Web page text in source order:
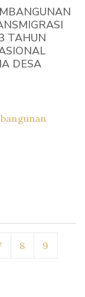
TAHUN
DESA
8 9